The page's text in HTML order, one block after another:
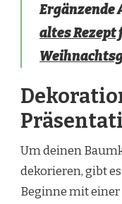
altes
Um deinen
dekorieren, gibt
Beginne mit